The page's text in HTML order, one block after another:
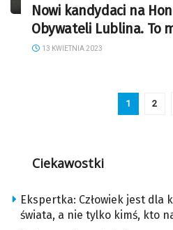
Nowi kandydaci na
Obywateli Lublina. To
13 KWIETNIA 2023
1 2
Ciekawostki
Ekspertka: Człowiek jest dla
świata, a nie tylko kimś, kto